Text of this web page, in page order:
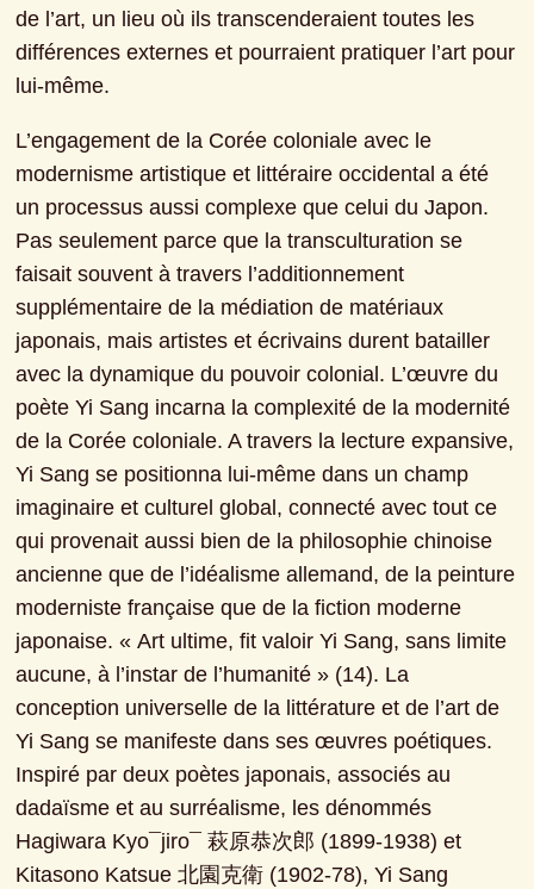
de l’art, un lieu où ils transcenderaient toutes les
différences externes et pourraient pratiquer l’art pour
lui-même.
L’engagement de la Corée coloniale avec le
modernisme artistique et littéraire occidental a été
un processus aussi complexe que celui du Japon.
Pas seulement parce que la transculturation se
faisait souvent à travers l’additionnement
supplémentaire de la médiation de matériaux
japonais, mais artistes et écrivains durent batailler
avec la dynamique du pouvoir colonial. L’œuvre du
poète Yi Sang incarna la complexité de la modernité
de la Corée coloniale. A travers la lecture expansive,
Yi Sang se positionna lui-même dans un champ
imaginaire et culturel global, connecté avec tout ce
qui provenait aussi bien de la philosophie chinoise
ancienne que de l’idéalisme allemand, de la peinture
moderniste française que de la fiction moderne
japonaise. « Art ultime, fit valoir Yi Sang, sans limite
aucune, à l’instar de l’humanité » (14). La
conception universelle de la littérature et de l’art de
Yi Sang se manifeste dans ses œuvres poétiques.
Inspiré par deux poètes japonais, associés au
dadaïsme et au surréalisme, les dénommés
Hagiwara Kyo¯jiro¯ 萩原恭次郎 (1899-1938) et
Kitasono Katsue 北園克衛 (1902-78), Yi Sang